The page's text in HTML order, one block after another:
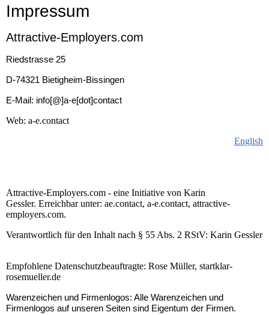
Impressum
Attractive-Employers.com
Riedstrasse 25
D-74321 Bietigheim-Bissingen
E-Mail: info[@]a-e[dot]contact
Web: a-e.contact
English
Attractive-Employers.com - eine Initiative von Karin
Gessler. Erreichbar unter: ae.contact, a-e.contact, attractive-
employers.com.
Verantwortlich für den Inhalt nach § 55 Abs. 2 RStV: Karin Gessler
Empfohlene Datenschutzbeauftragte: Rose Müller, startklar-
rosemueller.de
Warenzeichen und Firmenlogos: Alle Warenzeichen und
Firmenlogos auf unseren Seiten sind Eigentum der Firmen.